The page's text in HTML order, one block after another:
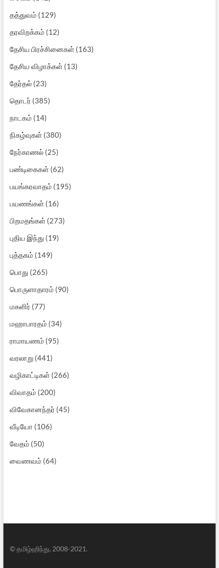
தத்துவம் (129)
தரவிறக்கம் (12)
தேசிய பிரச்சினைகள்(163)
தேசிய விழாக்கள்(13)
தேர்தல்(23)
தொடர் (385)
நாடகம் (14)
நிகழ்வுகள்(380)
நேர்காணல்(25)
பண்டிகைகள்(62)
பயங்கரவாதம் (195)
பயணங்கள்(16)
பிறமதங்கள்(273)
புதிய இந்து (19)
புத்தகம் (149)
பொது (265)
பொருளாதாரம் (90)
மகளிர் (77)
மஹாபாரதம் (34)
ராமாயணம் (95)
வரலாறு(441)
வழிகாட்டிகள்(266)
விவாதம் (200)
விவேகானந்தர் (45)
வீடியோ (106)
வேதம் (50)
வைணவம் (64)
© தமிழ்ஹிந்து, 2008-2021.